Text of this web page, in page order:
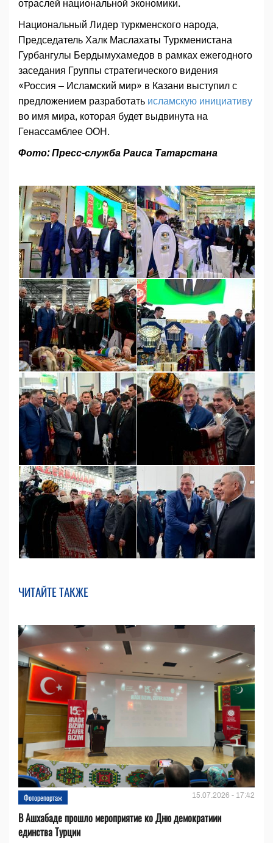
отраслей национальной экономики.
Национальный Лидер туркменского народа,
Председатель Халк Маслахаты Туркменистана
Гурбангулы Бердымухамедов в рамках ежегодного
заседания Группы стратегического видения
«Россия – Исламский мир» в Казани выступил с
предложением разработать исламскую инициативу
во имя мира, которая будет выдвинута на
Генассамблее ООН.
Фото: Пресс-служба Раиса Татарстана
ЧИТАЙТЕ ТАКЖЕ
Фоторепортаж 15.07.2026 - 17:42
В Ашхабаде прошло мероприятие ко Дню демократиии
единства Турции